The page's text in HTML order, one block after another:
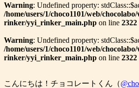
Warning: Undefined property:
/home/users/1/choco1101/web/
rinker/yyi_rinker_main.php on line 2322
Warning: Undefined property:
/home/users/1/choco1101/web/
rinker/yyi_rinker_main.php on line 2322
こんにちは！チョコレートくん（